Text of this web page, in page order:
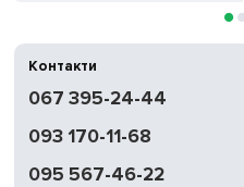
Контакти
067 395-24-44
093 170-11-68
095 567-46-22